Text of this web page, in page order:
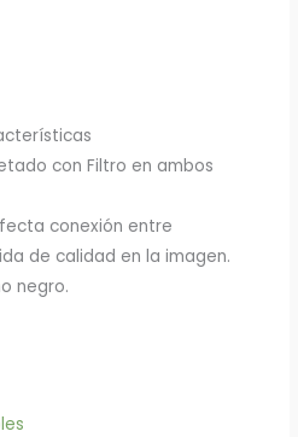
con Filtro en ambos
conexión entre
de calidad en la imagen.
negro.